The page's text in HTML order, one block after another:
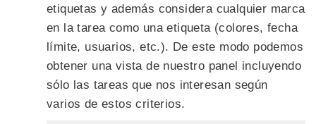
etiquetas y además considera cualquier marca
en la tarea como una etiqueta (colores, fecha
límite, usuarios, etc.). De este modo podemos
obtener una vista de nuestro panel incluyendo
sólo las tareas que nos interesan según
varios de estos criterios.